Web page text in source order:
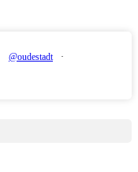
@oudestadt ·